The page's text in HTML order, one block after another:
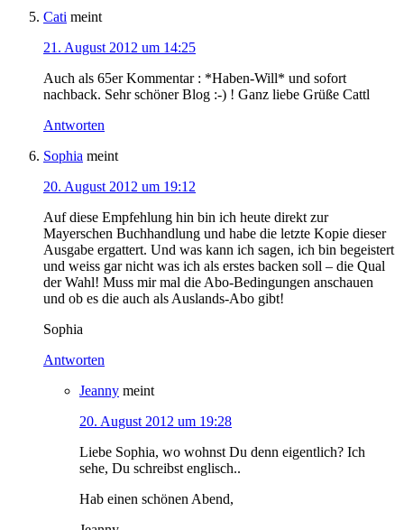
Cati meint
21. August 2012 um 14:25
Auch als 65er Kommentar : *Haben-Will* und sofort
nachback. Sehr schöner Blog :-) ! Ganz liebe Grüße Cattl
Antworten
Sophia meint
20. August 2012 um 19:12
Auf diese Empfehlung hin bin ich heute direkt zur
Mayerschen Buchhandlung und habe die letzte Kopie dieser
Ausgabe ergattert. Und was kann ich sagen, ich bin begeistert
und weiss gar nicht was ich als erstes backen soll – die Qual
der Wahl! Muss mir mal die Abo-Bedingungen anschauen
und ob es die auch als Auslands-Abo gibt!
Sophia
Antworten
Jeanny meint
20. August 2012 um 19:28
Liebe Sophia, wo wohnst Du denn eigentlich? Ich
sehe, Du schreibst englisch..
Hab einen schönen Abend,